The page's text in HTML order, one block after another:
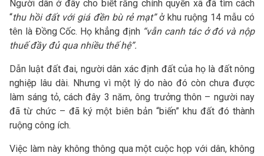
Người dân ở đây cho biết rằng chính quyền xã đã tìm cách
“thu hồi đất với giá đền bù rẻ mạt”ở khu ruộng 14 mẫu có
tên là Đồng Cốc. Họ khẳng định “vẫn canh tác ở đó và nộp
thuế đầy đủ qua nhiều thế hệ”.
Dẫn luật đất đai, người dân xác định đất của họ là đất nông
nghiệp lâu dài. Nhưng vì một lý do nào đó còn chưa được
làm sáng tỏ, cách đây 3 năm, ông trưởng thôn – người nay
đã từ chức – đã ký một biên bản “biến” khu đất đó thành
ruộng công ích.
Việc làm này không thông qua một cuộc họp với dân, không